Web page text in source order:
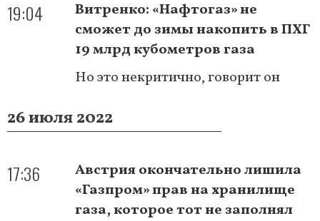
19:04
Витренко: «Нафтогаз» не
сможет до зимы накопить в ПХГ
19 млрд кубометров газа
Но это некритично, говорит он
26 июля 2022
17:36
Австрия окончательно лишила
«Газпром» прав на хранилище
газа, которое тот не заполнял